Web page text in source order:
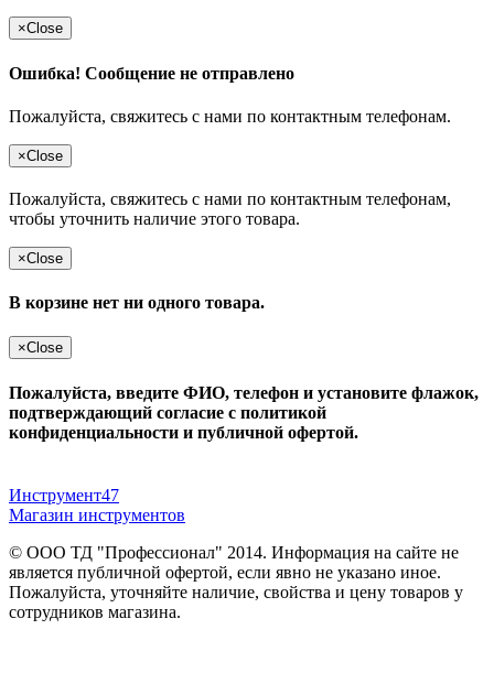
×Close
Ошибка! Сообщение не отправлено
Пожалуйста, свяжитесь с нами по контактным телефонам.
×Close
Пожалуйста, свяжитесь с нами по контактным телефонам,
чтобы уточнить наличие этого товара.
×Close
В корзине нет ни одного товара.
×Close
Пожалуйста, введите ФИО, телефон и установите флажок,
подтверждающий согласие с политикой
конфиденциальности и публичной офертой.
Инструмент47
Магазин инструментов
© ООО ТД "Профессионал" 2014. Информация на сайте не
является публичной офертой, если явно не указано иное.
Пожалуйста, уточняйте наличие, свойства и цену товаров у
сотрудников магазина.